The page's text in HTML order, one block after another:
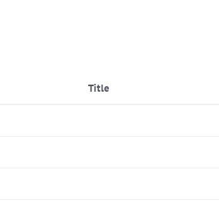
Title